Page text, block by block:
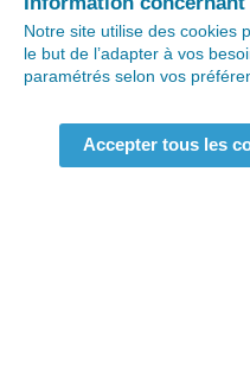
Notre site utilise des cookies
le but de l’adapter à vos
paramétrés selon vos
Accepter tous les